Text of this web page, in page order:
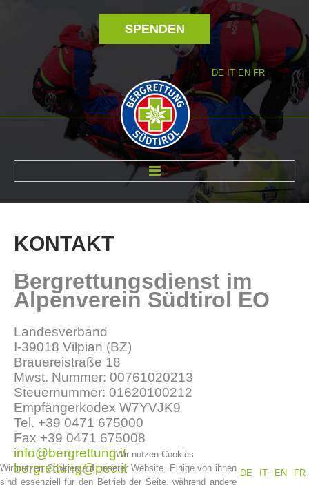
SPENDEN
DE IT EN FR
Vereinsgeschichte
KONTAKT
Bergrettungsdienst im
Alpenverein Südtirol EO
Landesverband
I-39018 Vilpian (BZ)
Brauereistraße 18
Mwst. Nummer: 00761020213
Steuernummer: 01620100212
Empfängerkodex W7YVJK9
Tel. +39 0471 675000
Fax +39 0471 675008
info@bergrettung.it
bergrettung@pec.it
Wir nutzen Cookies
DE
IT EN FR
Wir nutzen Cookies auf unserer Website. Einige von ihnen
sind essenziell für den Betrieb der Seite, während andere